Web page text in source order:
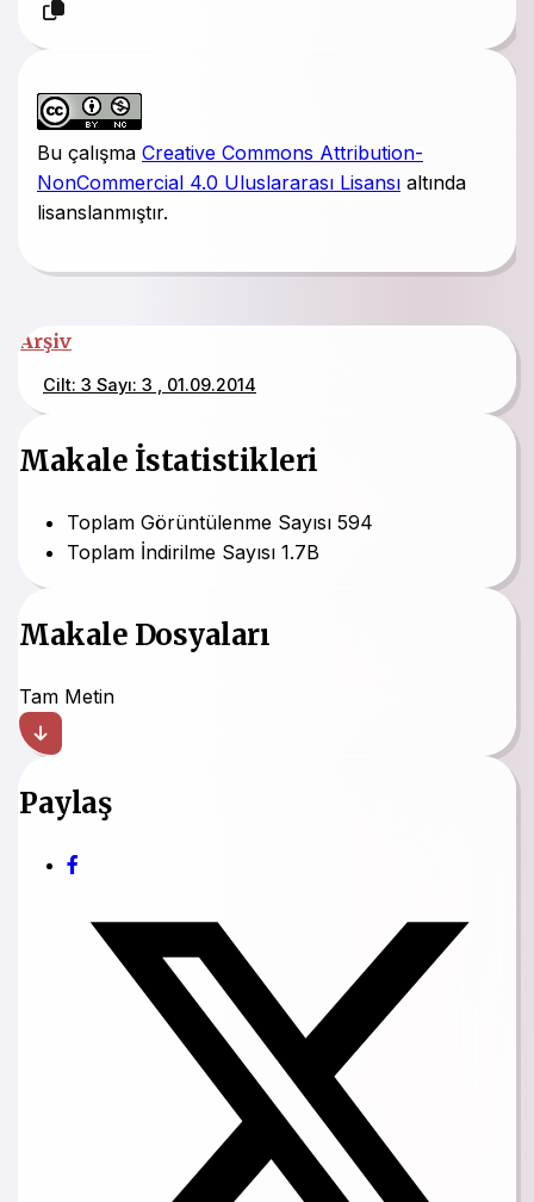
Bu çalışma Creative Commons Attribution-
NonCommercial 4.0 Uluslararası Lisansı altında
lisanslanmıştır.
Arşiv
Cilt: 3 Sayı: 3 , 01.09.2014
Makale İstatistikleri
Toplam Görüntülenme Sayısı 594
Toplam İndirilme Sayısı 1.7B
Makale Dosyaları
Tam Metin
Paylaş